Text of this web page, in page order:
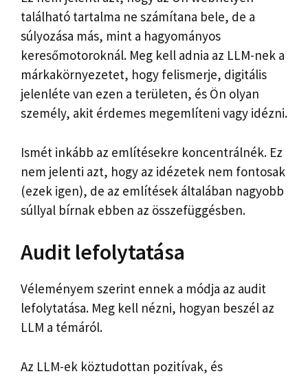
található tartalma ne számítana bele, de a
súlyozása más, mint a hagyományos
keresőmotoroknál. Meg kell adnia az LLM-nek a
márkakörnyezetet, hogy felismerje, digitális
jelenléte van ezen a területen, és Ön olyan
személy, akit érdemes megemlíteni vagy idézni.
Ismét inkább az említésekre koncentrálnék. Ez
nem jelenti azt, hogy az idézetek nem fontosak
(ezek igen), de az említések általában nagyobb
súllyal bírnak ebben az összefüggésben.
Audit lefolytatása
Véleményem szerint ennek a módja az audit
lefolytatása. Meg kell nézni, hogyan beszél az
LLM a témáról.
Az LLM-ek köztudottan pozitívak, és